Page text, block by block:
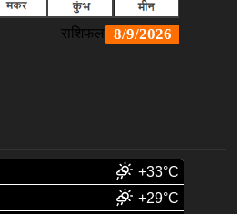
+33°C
+29°C